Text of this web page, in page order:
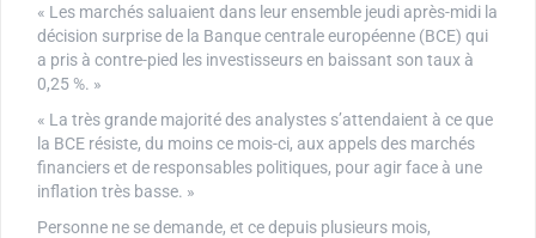
« Les marchés saluaient dans leur ensemble jeudi après-midi la
décision surprise de la Banque centrale européenne (BCE) qui
a pris à contre-pied les investisseurs en baissant son taux à
0,25 %. »
« La très grande majorité des analystes s’attendaient à ce que
la BCE résiste, du moins ce mois-ci, aux appels des marchés
financiers et de responsables politiques, pour agir face à une
inflation très basse. »
Personne ne se demande, et ce depuis plusieurs mois,